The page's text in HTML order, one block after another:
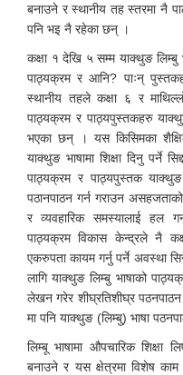
बनाउने र स्थानीय तह स्तरमा नै
पनि भइ नै रहेका छन् ।
कक्षा १ देखि ५ सम्म याक्थुङ लिम्बु
पाठ्यक्रम र आनि? पाःन्
स्थानीय तहले कक्षा ६ र
पाठ्यक्रम र पाठ्यपुस्तकहरु
भएका छन् । यस किसिमका
याक्थुङ भाषामा शिक्षा दिनु पर्ने
पाठ्यक्रम र पाठ्यपुस्तक
पठानपाठन गर्न गराउन
र व्यवहारिक समस्यालाई हल
पाठ्यक्रम विकास केन्द्रले नै
एकरुपता कायम गर्नु पर्ने अवस्था
लागि याक्थुङ लिम्बु भाषाको
लेखन गरेर शीघ्रतिशीघ्र
मा पनि याक्थुङ (लिम्बु) भाषा
लिम्बू भाषामा औपचारिक शिक्षा
बनाउने र यस क्षेत्रमा विशेष काम